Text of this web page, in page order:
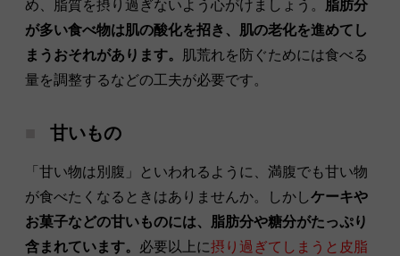
め、脂質を摂り過ぎないよう心がけましょう。
脂肪分
が多い食べ物は肌の酸化を招き、肌の老化を進めてし
まうおそれがあります。
肌荒れを防ぐためには食べる
量を調整するなどの工夫が必要です。
甘いもの
「甘い物は別腹」といわれるように、満腹でも甘い物
が食べたくなるときはありませんか。しかしケーキや
お菓子などの甘いものには、脂肪分や糖分がたっぷり
含まれています。 必要以上に摂り過ぎてしまうと皮脂